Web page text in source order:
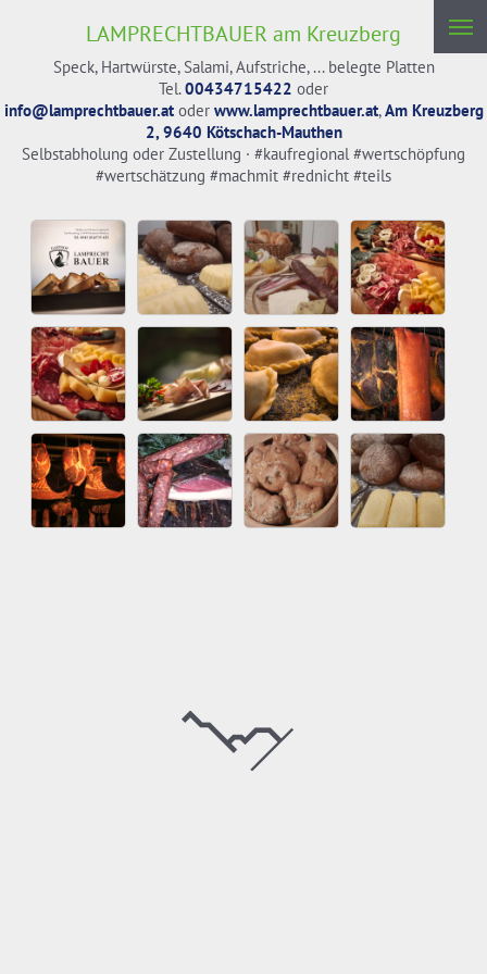
LAMPRECHTBAUER am Kreuzberg
Speck, Hartwürste, Salami, Aufstriche, ... belegte Platten
Tel.00434715422 oder
info@lamprechtbauer.atoder www.lamprechtbauer.at,Am Kreuzberg
2, 9640 Kötschach-Mauthen
Selbstabholung oder Zustellung · #kaufregional #wertschöpfung
#wertschätzung #machmit #rednicht #teils